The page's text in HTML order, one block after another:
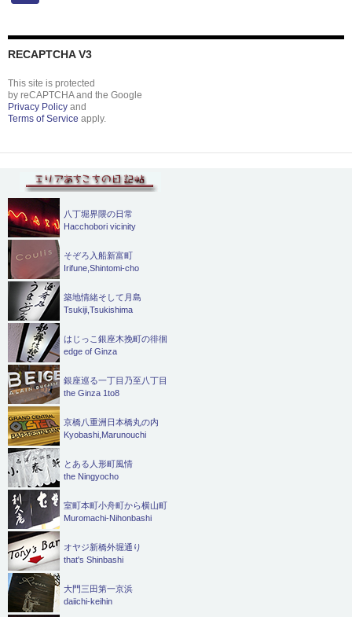
RECAPTCHA V3
This site is protected
by reCAPTCHA and the Google
Privacy Policy and
Terms of Service apply.
八丁堀界隈の日常
Hacchobori vicinity
そぞろ入船新富町
Irifune,Shintomi-cho
築地情緒そして月島
Tsukiji,Tsukishima
はじっこ銀座木挽町の徘徊
edge of Ginza
銀座巡る一丁目乃至八丁目
the Ginza 1to8
京橋八重洲日本橋丸の内
Kyobashi,Marunouchi
とある人形町風情
the Ningyocho
室町本町小舟町から横山町
Muromachi-Nihonbashi
オヤジ新橋外堀通り
that's Shinbashi
大門三田第一京浜
daiichi-keihin